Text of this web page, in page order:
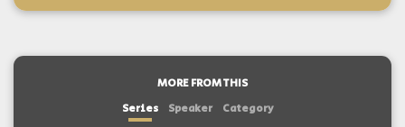
MORE FROM THIS
Series
Speaker Category